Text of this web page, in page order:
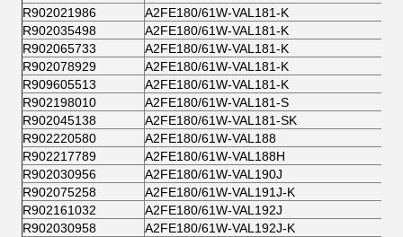
R902021986
A2FE180/61W-VAL181-K
R902035498
A2FE180/61W-VAL181-K
R902065733
A2FE180/61W-VAL181-K
R902078929
A2FE180/61W-VAL181-K
R909605513
A2FE180/61W-VAL181-K
R902198010
A2FE180/61W-VAL181-S
R902045138
A2FE180/61W-VAL181-SK
R902220580
A2FE180/61W-VAL188
R902217789
A2FE180/61W-VAL188H
R902030956
A2FE180/61W-VAL190J
R902075258
A2FE180/61W-VAL191J-K
R902161032
A2FE180/61W-VAL192J
R902030958
A2FE180/61W-VAL192J-K